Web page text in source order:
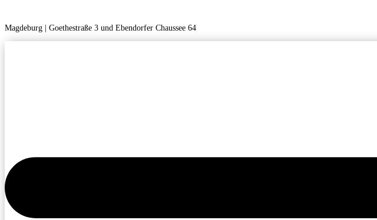
Magdeburg | Goethestraße 3 und Ebendorfer Chaussee 64